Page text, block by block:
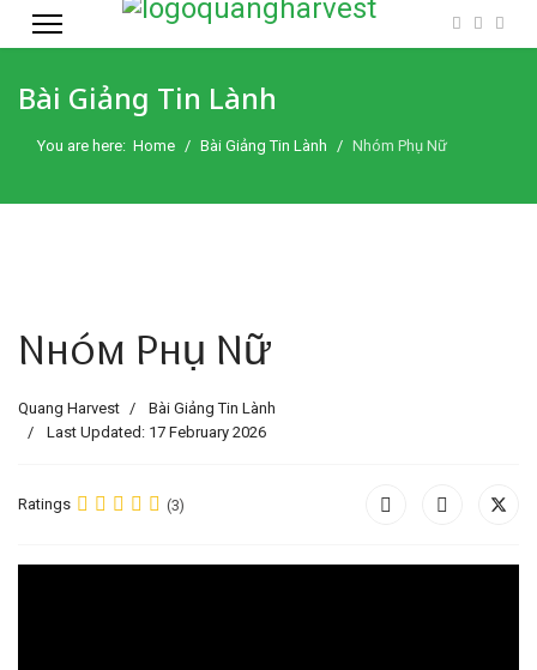
Bài Giảng Tin Lành
You are here: Home Bài Giảng Tin Lành Nhóm Phụ Nữ
Nhóm Phụ Nữ
Quang Harvest
Bài Giảng Tin Lành
Last Updated: 17 February 2026
Ratings (3)